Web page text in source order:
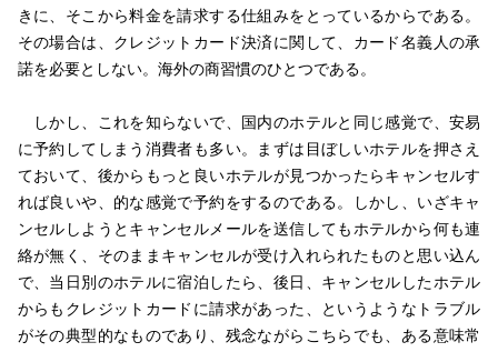
きに、そこから料金を請求する仕組みをとっているからである。
その場合は、クレジットカード決済に関して、カード名義人の承
諾を必要としない。海外の商習慣のひとつである。
しかし、これを知らないで、国内のホテルと同じ感覚で、安易
に予約してしまう消費者も多い。まずは目ぼしいホテルを押さえ
ておいて、後からもっと良いホテルが見つかったらキャンセルす
れば良いや、的な感覚で予約をするのである。しかし、いざキャ
ンセルしようとキャンセルメールを送信してもホテルから何も連
絡が無く、そのままキャンセルが受け入れられたものと思い込ん
で、当日別のホテルに宿泊したら、後日、キャンセルしたホテル
からもクレジットカードに請求があった、というようなトラブル
がその典型的なものであり、残念ながらこちらでも、ある意味常